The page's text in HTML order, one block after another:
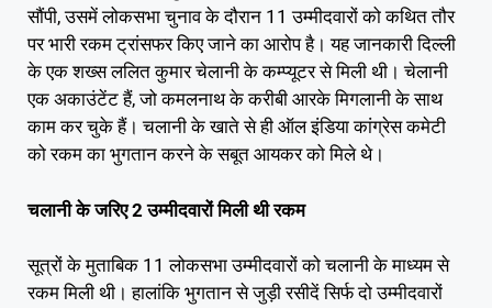
सौंपी, उसमें लोकसभा चुनाव के दौरान 11 उम्मीदवारों को कथित तौर
पर भारी रकम ट्रांसफर किए जाने का आरोप है। यह जानकारी दिल्ली
के एक शख्स ललित कुमार चेलानी के कम्प्यूटर से मिली थी। चेलानी
एक अकाउंटेंट हैं, जो कमलनाथ के करीबी आरके मिगलानी के साथ
काम कर चुके हैं। चलानी के खाते से ही ऑल इंडिया कांग्रेस कमेटी
को रकम का भुगतान करने के सबूत आयकर को मिले थे।
चलानी के जरिए 2 उम्मीदवारों मिली थी रकम
सूत्रों के मुताबिक 11 लोकसभा उम्मीदवारों को चलानी के माध्यम से
रकम मिली थी। हालांकि भुगतान से जुड़ी रसीदें सिर्फ दो उम्मीदवारों